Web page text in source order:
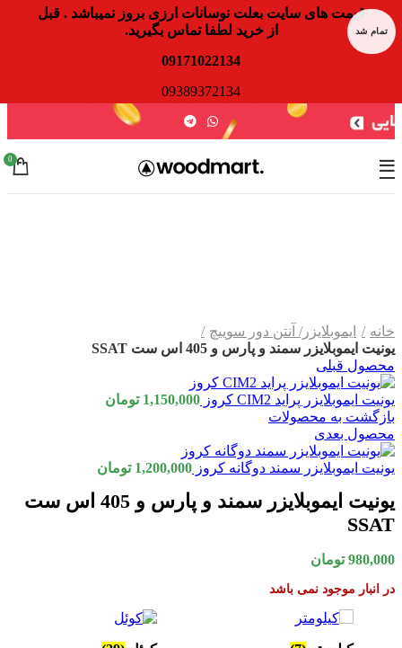
0
تمام شد
خانه
ایموبلایزر/ آنتن دور سوییچ
یونیت ایموبلایزر سمند و پارس و 405 اس ست SSAT
محصول قبلی
یونیت ایموبلایزر پراید CIM2 کروز 1,150,000 تومان
بازگشت به محصولات
محصول بعدی
یونیت ایموبلایزر سمند دوگانه کروز 1,200,000 تومان
یونیت ایموبلایزر سمند و پارس و 405 اس ست
SSAT
980,000 تومان
در انبار موجود نمی باشد
قیمت های سایت بعلت نوسانات ارزی بروز نمیباشد . قبل
از خرید لطفا تماس بگیرید.
09171022134
09389372134